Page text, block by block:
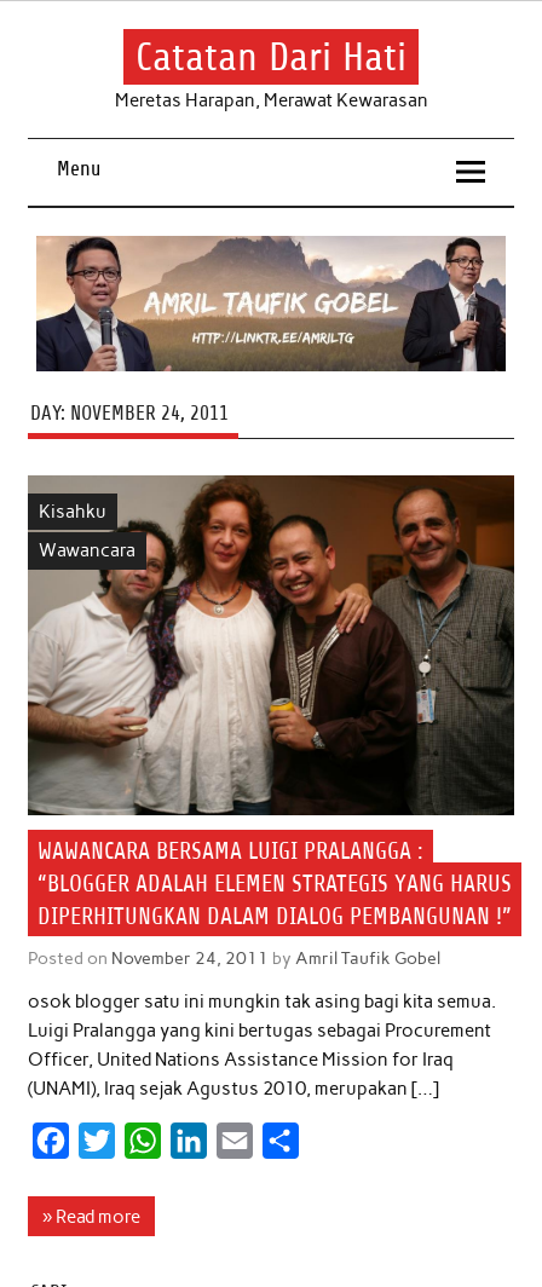
Skip
Catatan Dari Hati
Meretas Harapan, Merawat Kewarasan
Menu
DAY: NOVEMBER 24, 2011
Kisahku
Wawancara
WAWANCARA BERSAMA LUIGI PRALANGGA :
“BLOGGER ADALAH ELEMEN STRATEGIS YANG HARUS
DIPERHITUNGKAN DALAM DIALOG PEMBANGUNAN !”
Posted on November 24, 2011 by Amril Taufik Gobel
osok blogger satu ini mungkin tak asing bagi kita semua.
Luigi Pralangga yang kini bertugas sebagai Procurement
Officer, United Nations Assistance Mission for Iraq
(UNAMI), Iraq sejak Agustus 2010, merupakan […]
c
i
W
» Read more